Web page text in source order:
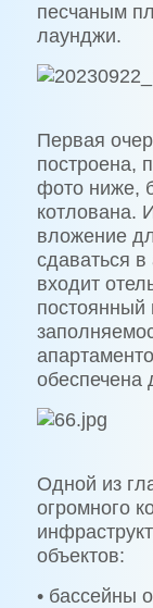
песчаным
лаунджи.
Первая
построена,
фото ниже,
котлована.
вложение
сдаваться
входит
постоянный
обеспечена
Одной из
огромного
объектов:
• бассейны